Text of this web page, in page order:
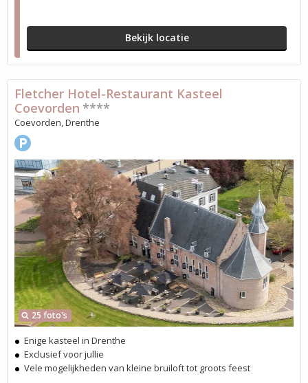
Bekijk locatie
25 foto's
Fletcher Hotel-Restaurant Kasteel
Coevorden ****
Coevorden, Drenthe
Enige kasteel in Drenthe
Exclusief voor jullie
Vele mogelijkheden van kleine bruiloft tot groots feest